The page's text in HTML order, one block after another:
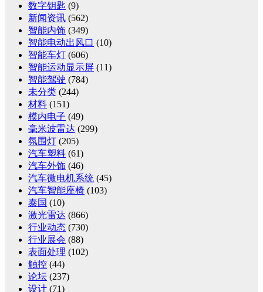
数字钥匙 (9)
新闻资讯 (562)
智能内饰 (349)
智能电动出风口 (10)
智能车灯 (606)
智能运动显示屏 (11)
智能驾驶 (784)
未分类 (244)
材料 (151)
模内电子 (49)
毫米波雷达 (299)
氛围灯 (205)
汽车塑料 (61)
汽车外饰 (46)
汽车微电机系统 (45)
汽车智能座椅 (103)
泰国 (10)
激光雷达 (866)
行业动态 (730)
行业展会 (88)
表面处理 (102)
触控 (44)
论坛 (237)
设计 (71)